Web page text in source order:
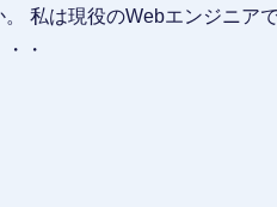
私は現役のWebエンジニア
・